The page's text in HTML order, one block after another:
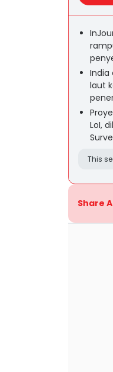
India
laut
LoI,
This
Share